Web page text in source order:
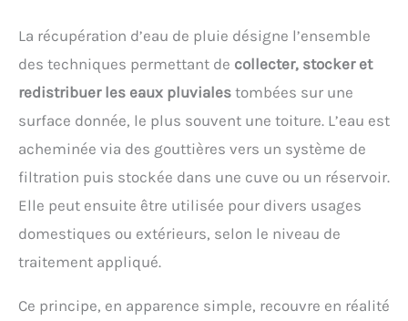
La récupération d’eau de pluie désigne l’ensemble
des techniques permettant de collecter, stocker et
redistribuer les eaux pluviales tombées sur une
surface donnée, le plus souvent une toiture. L’eau est
acheminée via des gouttières vers un système de
filtration puis stockée dans une cuve ou un réservoir.
Elle peut ensuite être utilisée pour divers usages
domestiques ou extérieurs, selon le niveau de
traitement appliqué.
Ce principe, en apparence simple, recouvre en réalité